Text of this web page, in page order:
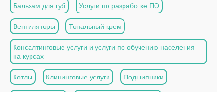
Бальзам для губ Услуги по разработке ПО
Вентиляторы Тональный крем
Консалтинговые услуги и услуги по обучению населения
на курсах
Котлы Клининговые услуги Подшипники